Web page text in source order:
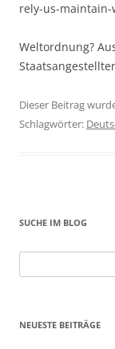
rely-us-
Weltordnung?
Dieser Beitrag
Schlagwörter:
SUCHE IM BLOG
nach:
NEUESTE BEITRÄGE